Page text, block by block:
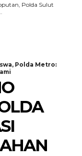
Polda Sulut